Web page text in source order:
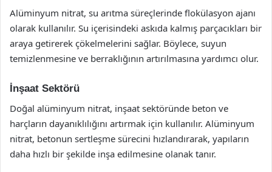
Alüminyum nitrat, su arıtma süreçlerinde flokülasyon ajanı
olarak kullanılır. Su içerisindeki askıda kalmış parçacıkları bir
araya getirerek çökelmelerini sağlar. Böylece, suyun
temizlenmesine ve berraklığının artırılmasına yardımcı olur.
İnşaat Sektörü
Doğal alüminyum nitrat, inşaat sektöründe beton ve
harçların dayanıklılığını artırmak için kullanılır. Alüminyum
nitrat, betonun sertleşme sürecini hızlandırarak, yapıların
daha hızlı bir şekilde inşa edilmesine olanak tanır.